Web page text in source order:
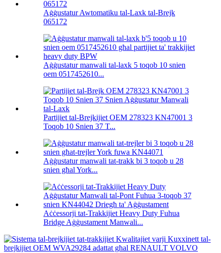
Aġġustatur Awtomatiku tal-Laxk tal-Brejk
065172
Aġġustatur manwali tal-laxk 5 toqob 10 snien
oem 0517452610...
Partijiet tal-Brejkijiet OEM 278323 KN47001 3
Toqob 10 Snien 37 T...
Aġġustatur manwali tat-trakk bi 3 toqob u 28
snien għal York...
Aċċessorji tat-Trakkijiet Heavy Duty Fuhua
Bridge Aġġustament Manwali...